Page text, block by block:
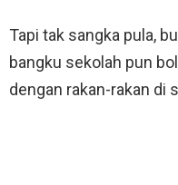
Tapi tak sangka pula,
bangku sekolah pun
dengan rakan-rakan di